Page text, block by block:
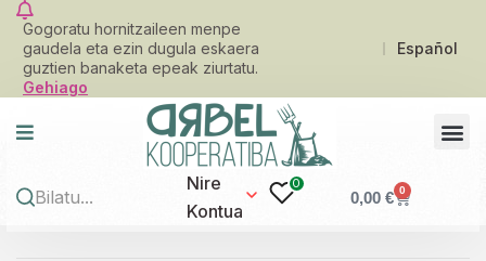
Gogoratu hornitzaileen menpe
gaudela eta ezin dugula eskaera
guztien banaketa epeak ziurtatu.
Gehiago
Español
Nire
Kontua
0
0,00€ 0